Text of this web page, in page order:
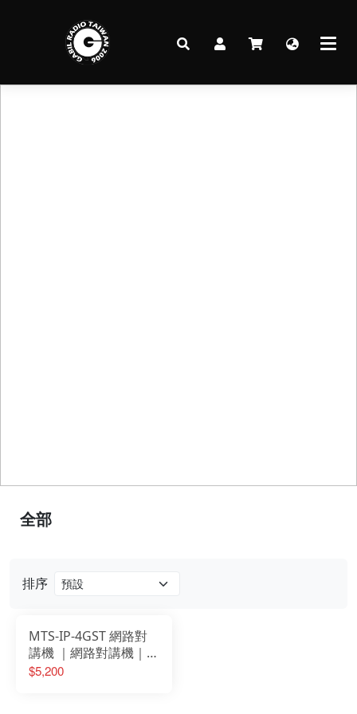
排序
MTS-IP-4GST 網路對
講機 ｜網路對講機｜遠
距離
$5,200
全部